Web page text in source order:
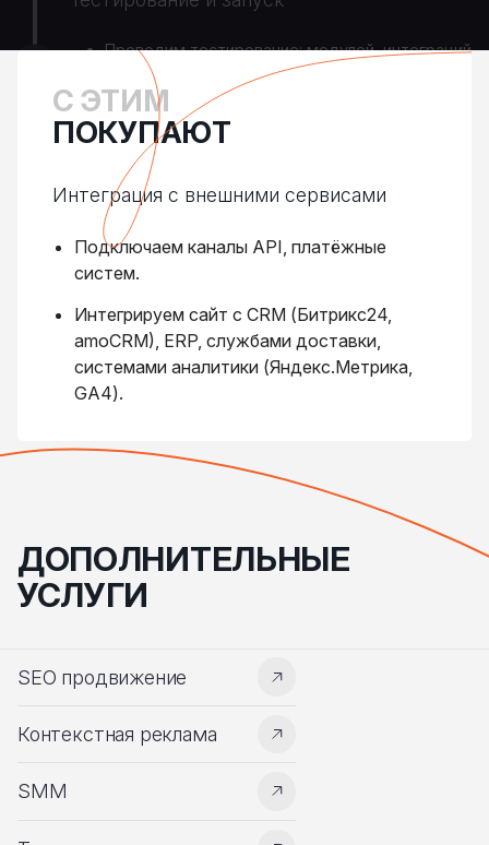
Проводим тестирование: модулей, интеграций
и end-to-end тесты.
Разворачиваем сайт на хостинге и вешаем на
боевой домен.
С ЭТИМ
ПОКУПАЮТ
Интеграция с внешними сервисами
Подключаем каналы API, платёжные
систем.
Интегрируем сайт с CRM (Битрикс24,
amoCRM), ERP, службами доставки,
системами аналитики (Яндекс.Метрика,
GA4).
ДОПОЛНИТЕЛЬНЫЕ
УСЛУГИ
SEO продвижение
Контекстная реклама
SMM